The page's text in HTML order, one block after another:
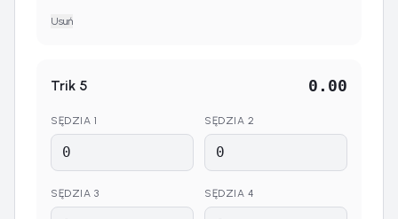
Usuń
Trik 5 0.00
SĘDZIA 1 SĘDZIA 2
SĘDZIA 3 SĘDZIA 4